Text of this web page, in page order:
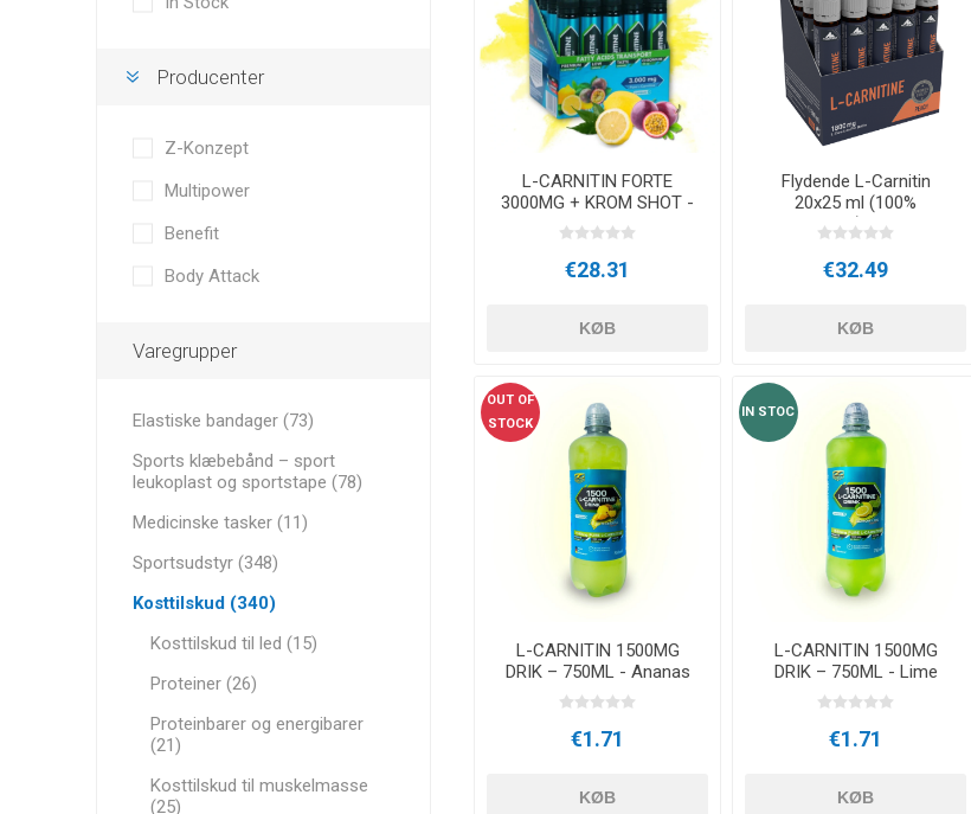
YDEEVNE
VITAMINER OG MINERALER:
VIGTIG ROLLE I
SPORTSUDØVERES
MINI BANDS
ANDRE BÅNDE
FITNESS- OG YOGABOLDE
VÆGTE - HÅNDVÆGTE -
KETTLEBELL - VÆGTSKIVER
CROSSFIT OG FITNESS
Medicinske tasker
Udstyr
RECOSPORT
Cryopush
ALTE APARATE COMPRESIE
MAGNETOTERAPI
Mål, net og tilbehør
Aluminium transportkasser
L-CARNITIN FORTE
3000MG + KROM SHOT -
Z-KONZEPT
€28.31
KØB
Flydende L-Carnitin
20x25 ml (100%
™Carnipure) - Fersken
€32.49
KØB
OUT OF
STOCK
L-CARNITIN 1500MG
DRIK – 750ML - Ananas
€1.71
KØB
IN STOC
L-CARNITIN 1500MG
DRIK – 750ML - Lime
€1.71
KØB
Producenter
Z-Konzept
Multipower
Benefit
Body Attack
Varegrupper
Elastiske bandager (73)
Sports klæbebånd – sport
leukoplast og sportstape (78)
Medicinske tasker (11)
Sportsudstyr (348)
Kosttilskud (340)
Kosttilskud til led (15)
Proteiner (26)
Proteinbarer og energibarer
(21)
Kosttilskud til muskelmasse
(25)